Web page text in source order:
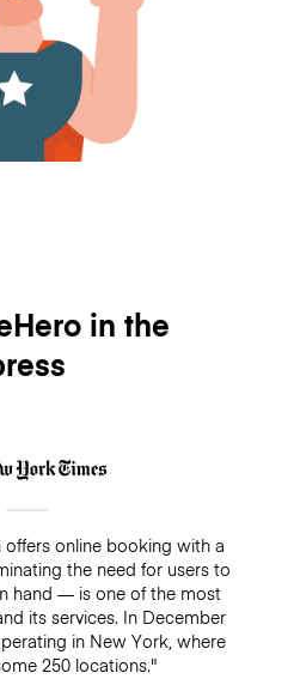
in the
online booking with a
the need for users to
hand — is one of the most
its services. In December
in New York, where
250 locations."